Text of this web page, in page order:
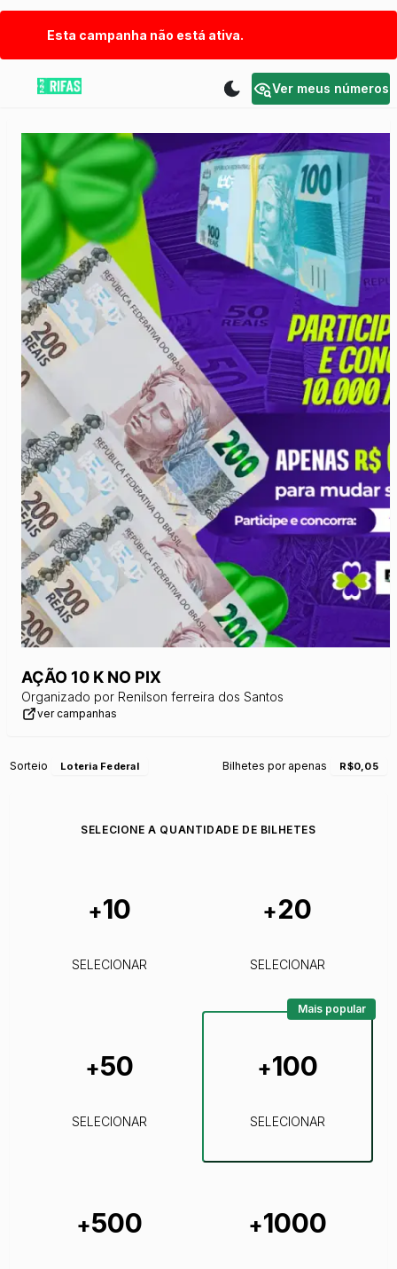
Esta campanha não está ativa.
Ver meus números
AÇÃO 10 K NO PIX
Organizado por Renilson ferreira dos Santos
ver campanhas
Sorteio Loteria Federal Bilhetes por apenas R$0,05
SELECIONE A QUANTIDADE DE BILHETES
+10
SELECIONAR
+20
SELECIONAR
+50
SELECIONAR
+100
SELECIONAR
Mais popular
+500 +1000